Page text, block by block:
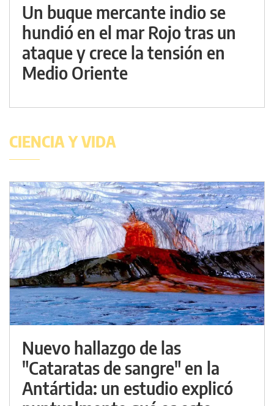
Un buque mercante indio se
hundió en el mar Rojo tras un
ataque y crece la tensión en
Medio Oriente
CIENCIA Y VIDA
Nuevo hallazgo de las
"Cataratas de sangre" en la
Antártida: un estudio explicó